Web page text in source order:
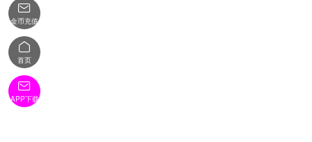

金币充值

首页

APP下载